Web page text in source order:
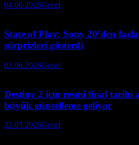
04.06.2026Genel
State of Play: Sony 20’den
sürprizleri gösterdi
03.06.2026Genel
Destiny 2 için resmi final tarihi
büyük güncelleme geliyor
22.05.2026Genel